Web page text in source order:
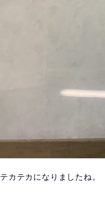
テカテカになりましたね。